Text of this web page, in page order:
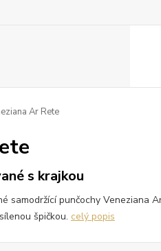
Ar Rete
s krajkou
samodržící punčochy Veneziana
špičkou. celý popis